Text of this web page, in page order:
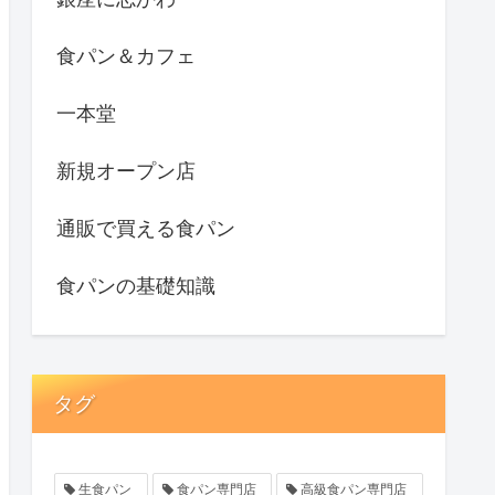
食パン＆カフェ
一本堂
新規オープン店
通販で買える食パン
食パンの基礎知識
タグ
生食パン 食パン専門店 高級食パン専門店